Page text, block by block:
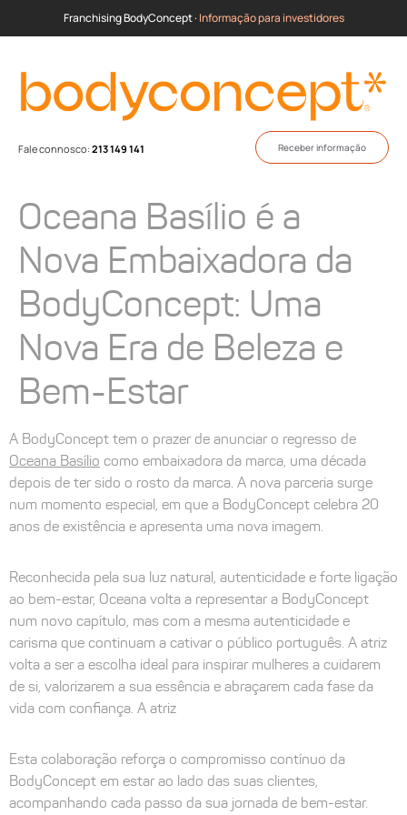
Franchising BodyConcept · Informação para investidores
Fale connosco:213 149 141 Receber informação
Oceana Basílio é a
Nova Embaixadora da
BodyConcept: Uma
Nova Era de Beleza e
Bem-Estar
A BodyConcept tem o prazer de anunciar o regresso de
Oceana Basílio como embaixadora da marca, uma década
depois de ter sido o rosto da marca. A nova parceria surge
num momento especial, em que a BodyConcept celebra 20
anos de existência e apresenta uma nova imagem.
Reconhecida pela sua luz natural, autenticidade e forte ligação
ao bem-estar, Oceana volta a representar a BodyConcept
num novo capítulo, mas com a mesma autenticidade e
carisma que continuam a cativar o público português. A atriz
volta a ser a escolha ideal para inspirar mulheres a cuidarem
de si, valorizarem a sua essência e abraçarem cada fase da
vida com confiança. A atriz
Esta colaboração reforça o compromisso contínuo da
BodyConcept em estar ao lado das suas clientes,
acompanhando cada passo da sua jornada de bem-estar.